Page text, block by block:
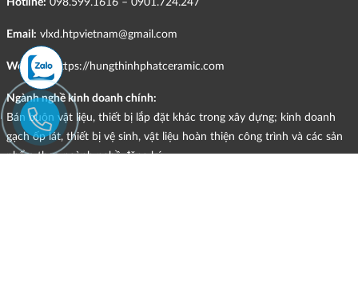
Email: vlxd.htpvietnam@gmail.com
Website: https://hungthinhphatceramic.com
Ngành nghề kinh doanh chính:
Bán buôn vật liệu, thiết bị lắp đặt khác trong xây dựng; kinh doanh
gạch ốp lát, thiết bị vệ sinh, vật liệu hoàn thiện công trình và các sản
phẩm theo ngành nghề đăng ký.